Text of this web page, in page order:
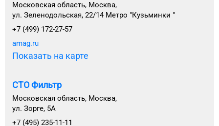
Московская область, Москва,
ул. Зеленодольская, 22/14 Метро "Кузьминки "
+7 (499) 172-27-57
amag.ru
Показать на карте
СТО Фильтр
Московская область, Москва,
ул. Зорге, 5А
+7 (495) 235-11-11